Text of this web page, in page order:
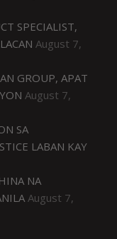
SPECIALIST,
August 7,
GROUP, APAT
August 7,
SA
LABAN KAY
NA
August 7,